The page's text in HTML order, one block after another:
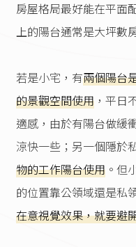
房屋格局最好能在平面
上的陽台通常是大坪數
若是小宅，有兩個陽台
的景觀空間使用 ，平日
適感，由於有陽台做緩
涼快一些；另一個隱於
物的工作陽台使用 。但
的位置靠公領域還是私
在意視覺效果，就要避